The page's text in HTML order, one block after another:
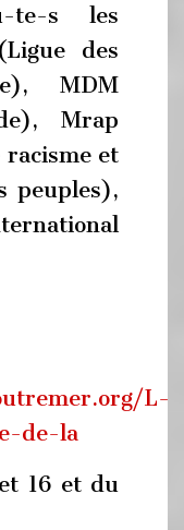
te-s les
des
MDM
Mrap
et
peuples),
L-
de-la
16 et du